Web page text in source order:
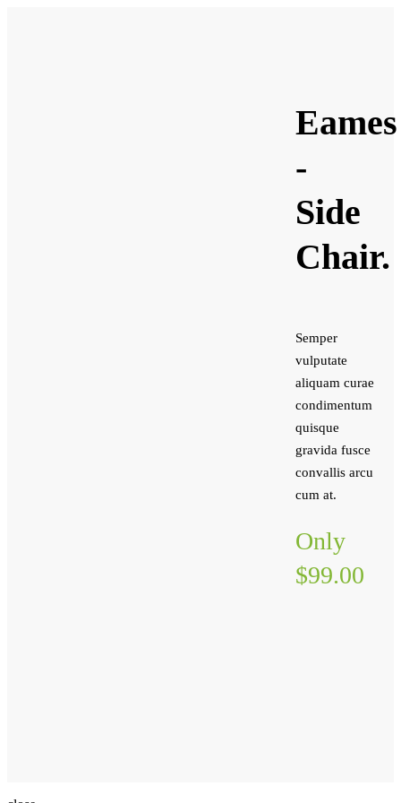
Eames
-
Side
Chair.
Semper
vulputate
aliquam curae
condimentum
quisque
gravida fusce
convallis arcu
cum at.
Only
$99.00